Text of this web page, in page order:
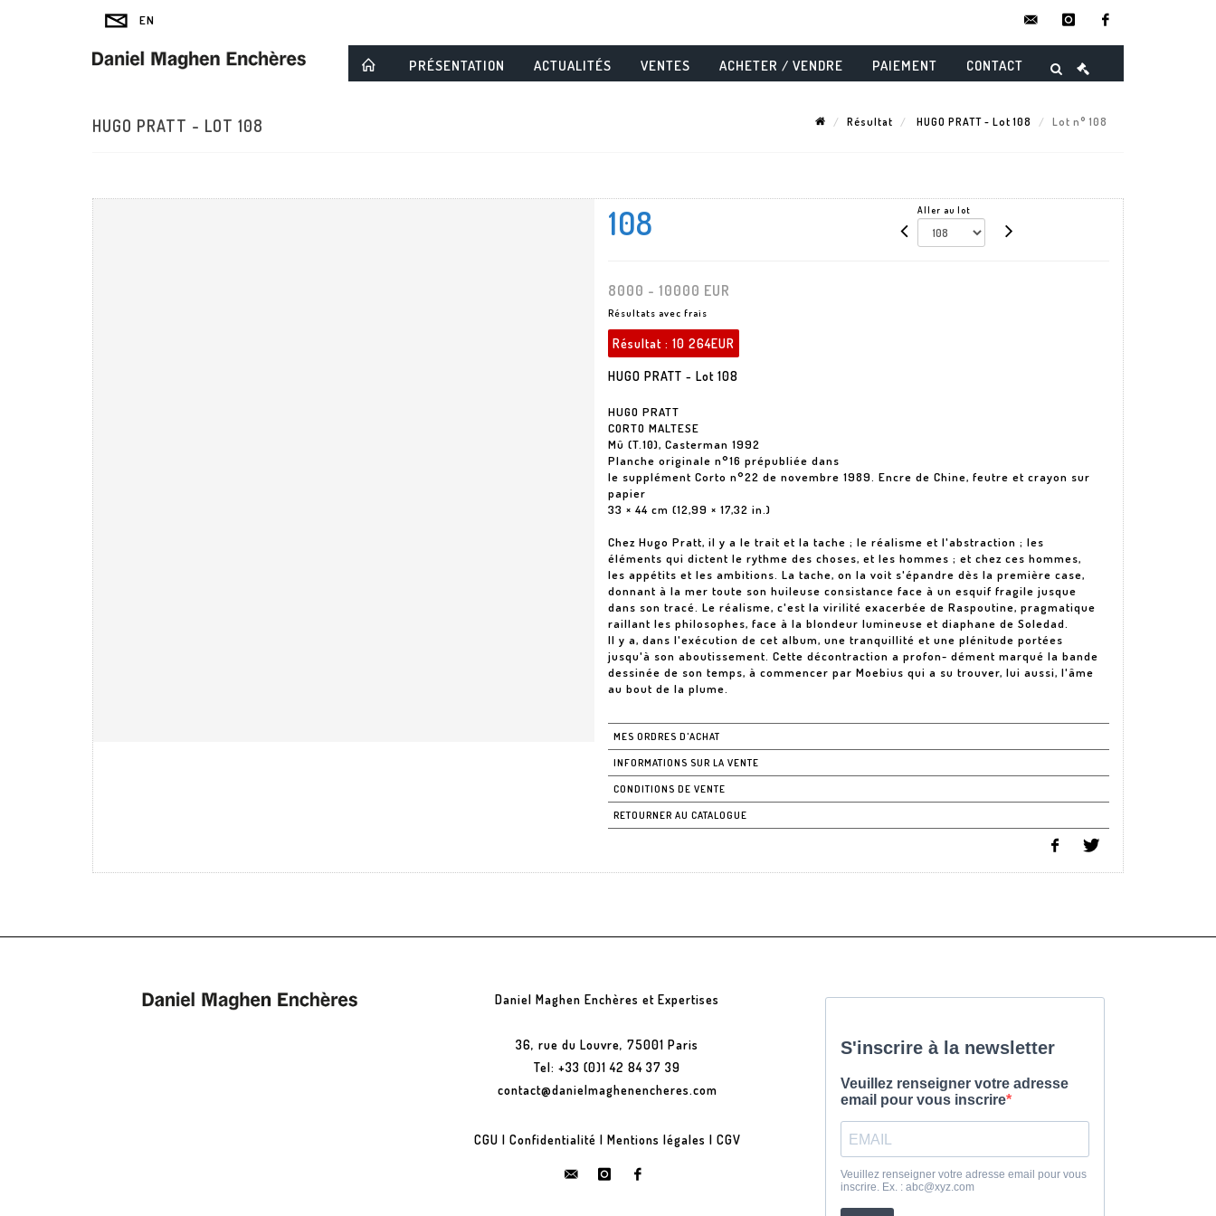
instagram
PRÉSENTATION ACTUALITÉS VENTES ACHETER / VENDRE PAIEMENT CONTACT
HUGO PRATT - LOT 108 Résultat HUGO PRATT - Lot 108 Lot n° 108
108 Aller au lot
8000 - 10000 EUR
Résultats avec frais
Résultat : 10 264EUR
HUGO PRATT - Lot 108
HUGO PRATT
CORTO MALTESE
Mû (T.10), Casterman 1992
Planche originale n°16 prépubliée dans
le supplément Corto n°22 de novembre 1989. Encre de Chine, feutre et crayon sur
papier
33 × 44 cm (12,99 × 17,32 in.)
Chez Hugo Pratt, il y a le trait et la tache ; le réalisme et l'abstraction ; les
éléments qui dictent le rythme des choses, et les hommes ; et chez ces hommes,
les appétits et les ambitions. La tache, on la voit s'épandre dès la première case,
donnant à la mer toute son huileuse consistance face à un esquif fragile jusque
dans son tracé. Le réalisme, c'est la virilité exacerbée de Raspoutine, pragmatique
raillant les philosophes, face à la blondeur lumineuse et diaphane de Soledad.
Il y a, dans l'exécution de cet album, une tranquillité et une plénitude portées
jusqu'à son aboutissement. Cette décontraction a profon- dément marqué la bande
dessinée de son temps, à commencer par Moebius qui a su trouver, lui aussi, l'âme
MES ORDRES D'ACHAT
INFORMATIONS SUR LA VENTE
CONDITIONS DE VENTE
RETOURNER AU CATALOGUE
Daniel Maghen Enchères et Expertises
36, rue du Louvre, 75001 Paris
Tel: +33 (0)1 42 84 37 39
contact@danielmaghenencheres.com
CGU | Confidentialité | Mentions légales | CGV